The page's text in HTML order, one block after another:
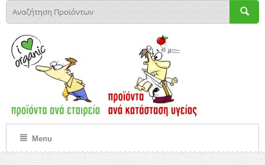
Menu